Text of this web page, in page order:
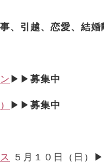
、引越、恋愛、結
▶▶ 募集中
▶▶ 募集中
５月１０日（日）